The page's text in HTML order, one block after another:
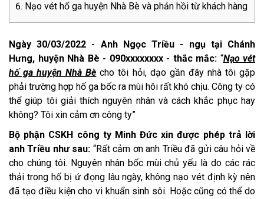
Nạo vét hố ga huyện Nhà Bè và phản hồi từ khách hàng
Ngày 30/03/2022 - Anh Ngọc Triều - ngụ tại Chánh
Hưng, huyện Nhà Bè - 090xxxxxxxx - thắc mắc: “Nạo vét
hố ga huyện Nhà Bè cho tôi hỏi, dạo gần đây nhà tôi gặp
phải trường hợp hố ga bốc ra mùi hôi rất khó chịu. Công ty có
thể giúp tôi giải thích nguyên nhân và cách khắc phục hay
không? Tôi xin cảm ơn công ty”
Bộ phận CSKH công ty Minh Đức xin được phép trả lời
anh Triều như sau: “Rất cảm ơn anh Triều đã gửi câu hỏi về
cho chúng tôi. Nguyên nhân bốc mùi chủ yếu là do các rác
thải trong hố bị ứ đọng lâu ngày, không nạo vét định kỳ nên
đã tạo điều kiện cho vi khuẩn sinh sôi. Hoặc cũng có thể do